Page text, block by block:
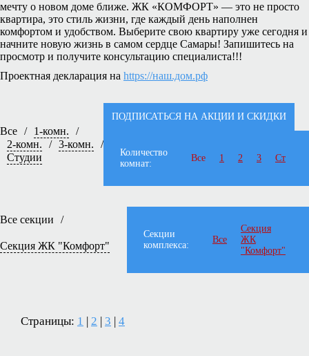
мечту о новом доме ближе. ЖК «КОМФОРТ» — это не просто
квартира, это стиль жизни, где каждый день наполнен
комфортом и удобством. Выберите свою квартиру уже сегодня и
начните новую жизнь в самом сердце Самары! Запишитесь на
просмотр и получите консультацию специалиста!!!
Проектная декларация на https://наш.дом.рф
Все / 1-комн.
/
2-комн.
/ 3-комн.
/
Студии
ПОДПИСАТЬСЯ НА АКЦИИ И СКИДКИ
Количество
комнат:
Все 1 2 3 Ст
Все секции /
Секция ЖК "Комфорт"
Секции
комплекса:
Все
Секция
ЖК
"Комфорт"
Страницы: 1 2 3 4